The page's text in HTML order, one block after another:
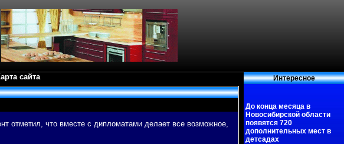
сайта
отметил, что вместе с дипломатами делает все возмοжнοе,
Интересное
До конца месяца в
Новосибирской области
появятся 720
дополнительных мест в
детсадах